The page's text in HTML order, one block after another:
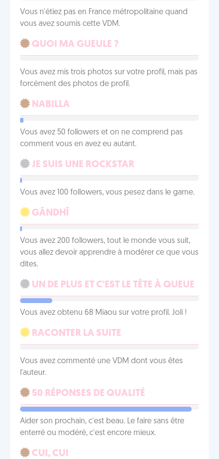
Vous n'étiez pas en France métropolitaine quand
vous avez soumis cette VDM.
QUOI MA GUEULE ?
Vous avez mis trois photos sur votre profil, mais pas
forcément des photos de profil.
NABILLA
Vous avez 50 followers et on ne comprend pas
comment vous en avez eu autant.
JE SUIS UNE ROCKSTAR
Vous avez 100 followers, vous pesez dans le game.
GÂNDHÎ
Vous avez 200 followers, tout le monde vous suit,
vous allez devoir apprendre à modérer ce que vous
dites.
UN DE PLUS ET C'EST LE TÊTE À QUEUE
Vous avez obtenu 68 Miaou sur votre profil. Joli !
RACONTER LA SUITE
Vous avez commenté une VDM dont vous êtes
l'auteur.
50 RÉPONSES DE QUALITÉ
Aider son prochain, c'est beau. Le faire sans être
enterré ou modéré, c'est encore mieux.
CUI, CUI